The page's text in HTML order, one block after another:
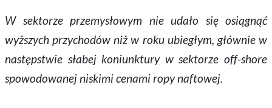
W sektorze przemysłowym nie udało się osiągnąć
wyższych przychodów niż w roku ubiegłym, głównie w
następstwie słabej koniunktury w sektorze off-shore
spowodowanej niskimi cenami ropy naftowej.